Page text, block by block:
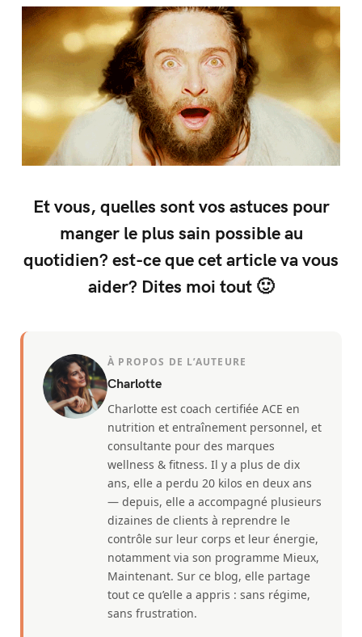
Et vous, quelles sont vos astuces pour
manger le plus sain possible au
quotidien? est-ce que cet article va vous
aider? Dites moi tout 🙂
À PROPOS DE L’AUTEURE
Charlotte
Charlotte est coach certifiée ACE en
nutrition et entraînement personnel, et
consultante pour des marques
wellness & fitness. Il y a plus de dix
ans, elle a perdu 20 kilos en deux ans
— depuis, elle a accompagné plusieurs
dizaines de clients à reprendre le
contrôle sur leur corps et leur énergie,
notamment via son programme Mieux,
Maintenant. Sur ce blog, elle partage
tout ce qu’elle a appris : sans régime,
sans frustration.